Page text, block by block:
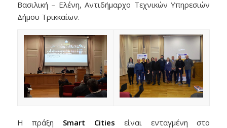
Βασιλική – Ελένη, Αντιδήμαρχο Τεχνικών Υπηρεσιών
Δήμου Τρικκαίων.
Η πράξη Smart Cities είναι ενταγμένη στο